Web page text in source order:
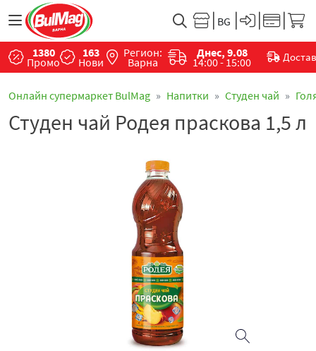
1380
Промо
163
Нови
Регион:
Варна
Днес, 9.08
14:00 - 15:00
Онлайн супермаркет BulMag Напитки Студен чай
Студен чай Родея праскова 1,5 л